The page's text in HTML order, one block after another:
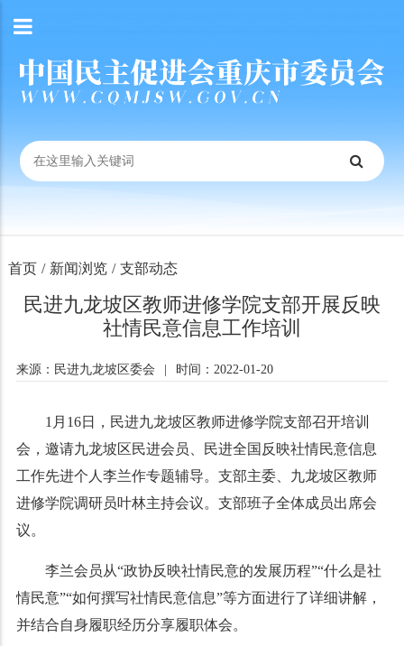
首页 / 新闻浏览 / 支部动态
民进九龙坡区教师进修学院支部开展反映
社情民意信息工作培训
来源：民进九龙坡区委会 时间：2022-01-20
1月16日，民进九龙坡区教师进修学院支部召开培训
会，邀请九龙坡区民进会员、民进全国反映社情民意信息
工作先进个人李兰作专题辅导。支部主委、 九龙坡区教师
进修学院调研员叶林主持会议。支部班子全体成员出席会
议。
李兰会员从“政协反映社情民意的发展历程”“什么是社
情民意”“如何撰写社情民意信息”等方面进行了详细讲解，
并结合自身履职经历分享履职体会。